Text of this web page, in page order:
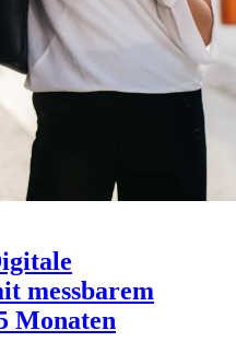
messbarem
Monaten